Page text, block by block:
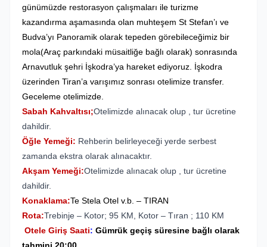
günümüzde restorasyon çalışmaları ile turizme
kazandırma aşamasında olan muhteşem St Stefan’ı ve
Budva’yı Panoramik olarak tepeden görebileceğimiz bir
mola(Araç parkındaki müsaitliğe bağlı olarak) sonrasında
Arnavutluk şehri İşkodra’ya hareket ediyoruz. İşkodra
üzerinden Tiran’a varışımız sonrası otelimize transfer.
Geceleme otelimizde.
Sabah Kahvaltısı;Otelimizde alınacak olup , tur ücretine
dahildir.
Öğle Yemeği: Rehberin belirleyeceği yerde serbest
zamanda ekstra olarak alınacaktır.
Akşam Yemeği:Otelimizde alınacak olup , tur ücretine
dahildir.
Konaklama:Te Stela Otel v.b. – TIRAN
Rota:Trebinje – Kotor; 95 KM, Kotor – Tıran ; 110 KM
Otele Giriş Saati: Gümrük geçiş süresine bağlı olarak